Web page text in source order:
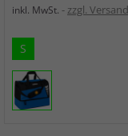
inkl. MwSt. zzgl. Versand
S